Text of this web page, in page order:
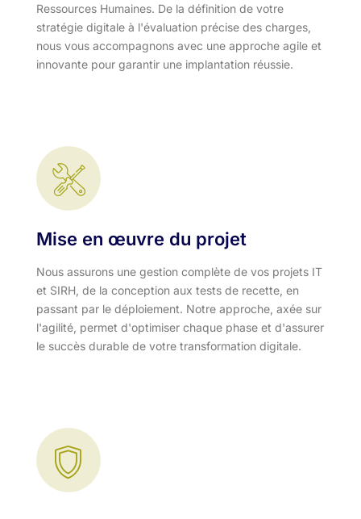
Ressources Humaines. De la définition de votre
stratégie digitale à l'évaluation précise des charges,
nous vous accompagnons avec une approche agile et
innovante pour garantir une implantation réussie.
Mise en œuvre du projet
Nous assurons une gestion complète de vos projets IT
et SIRH, de la conception aux tests de recette, en
passant par le déploiement. Notre approche, axée sur
l'agilité, permet d'optimiser chaque phase et d'assurer
le succès durable de votre transformation digitale.